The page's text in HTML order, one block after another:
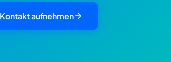
Kontakt aufnehmen